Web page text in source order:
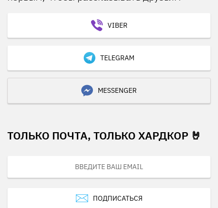
VIBER
TELEGRAM
MESSENGER
ТОЛЬКО ПОЧТА, ТОЛЬКО ХАРДКОР 🤘
ПОДПИСАТЬСЯ